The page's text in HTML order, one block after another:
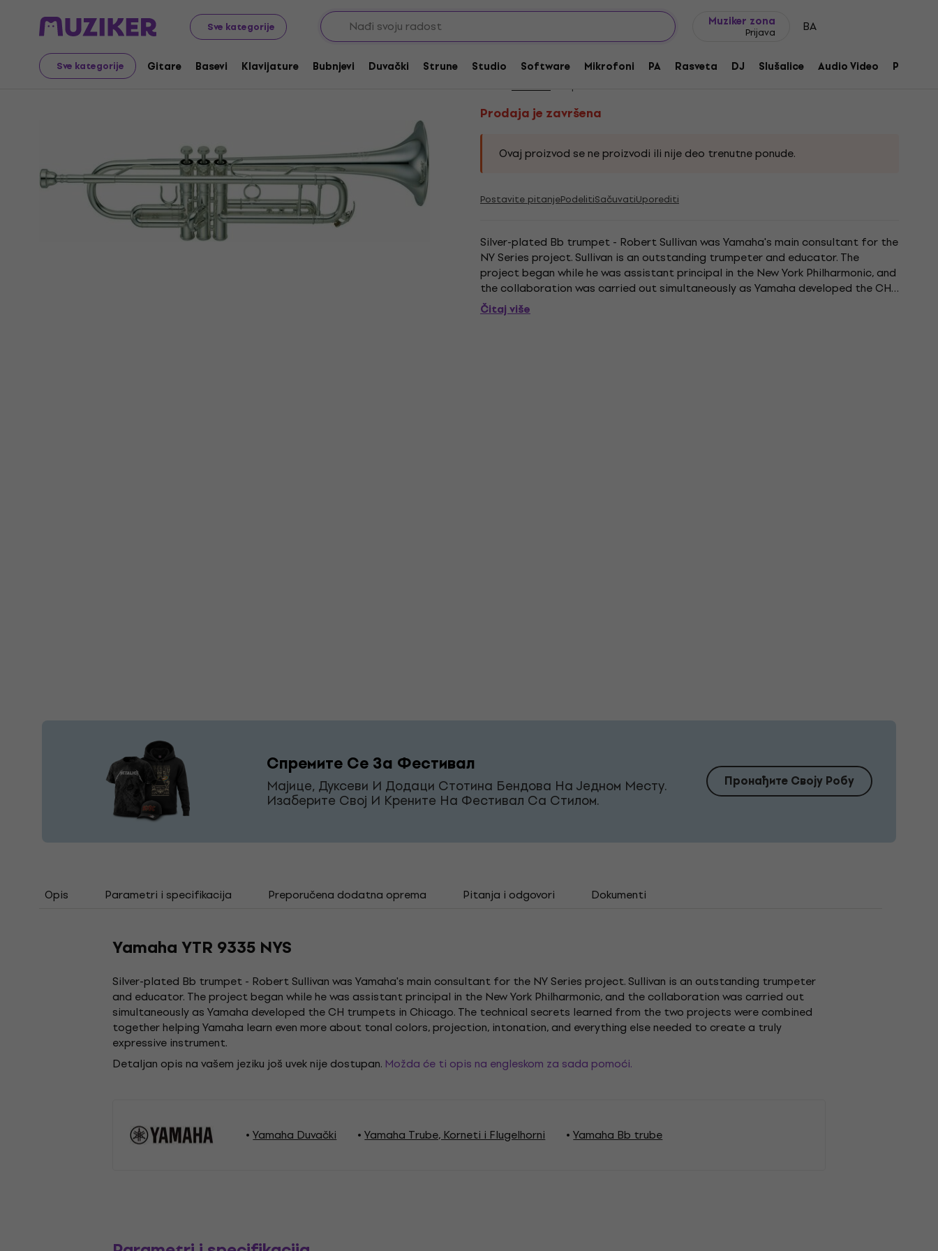
Sve kategorije
Muziker zona
Prijava BA
Sve kategorije Gitare Basevi Klavijature Bubnjevi Duvački Strune Studio Software Mikrofoni PA Rasveta DJ Slušalice Audio Video Pribor
Muzički instrumenti Duvački Trube, Korneti i Flugelhorni Bb trube
Prodaja je završena
Prodaja je završena
Yamaha YTR 9335 NYS
Kod proizvoda:
Prodaja je završena
Ovaj proizvod se ne proizvodi ili nije deo trenutne ponude.
Postavite pitanjePodelitiSačuvatiUporediti
Silver-plated Bb trumpet - Robert Sullivan was Yamaha's main consultant for the
NY Series project. Sullivan is an outstanding trumpeter and educator. The
project began while he was assistant principal in the New York Philharmonic, and
the collaboration was carried out simultaneously as Yamaha developed the CH
trumpets in Chicago. The technical...
Čitaj više
Спремите Се За Фестивал
Мајице, Дуксеви И Додаци Стотина Бендова На Једном Месту.
Изаберите Свој И Крените На Фестивал Са Стилом.
Пронађите Своју Робу
Opis Parametri i specifikacija Preporučena dodatna oprema Pitanja i odgovori Dokumenti
Yamaha YTR 9335 NYS
Silver-plated Bb trumpet - Robert Sullivan was Yamaha's main consultant for the NY Series project. Sullivan is an outstanding trumpeter
and educator. The project began while he was assistant principal in the New York Philharmonic, and the collaboration was carried out
simultaneously as Yamaha developed the CH trumpets in Chicago. The technical secrets learned from the two projects were combined
together helping Yamaha learn even more about tonal colors, projection, intonation, and everything else needed to create a truly
expressive instrument.
Detaljan opis na vašem jeziku još uvek nije dostupan. Možda će ti opis na engleskom za sada pomoći.
Yamaha Duvački Yamaha Trube, Korneti i Flugelhorni Yamaha Bb trube